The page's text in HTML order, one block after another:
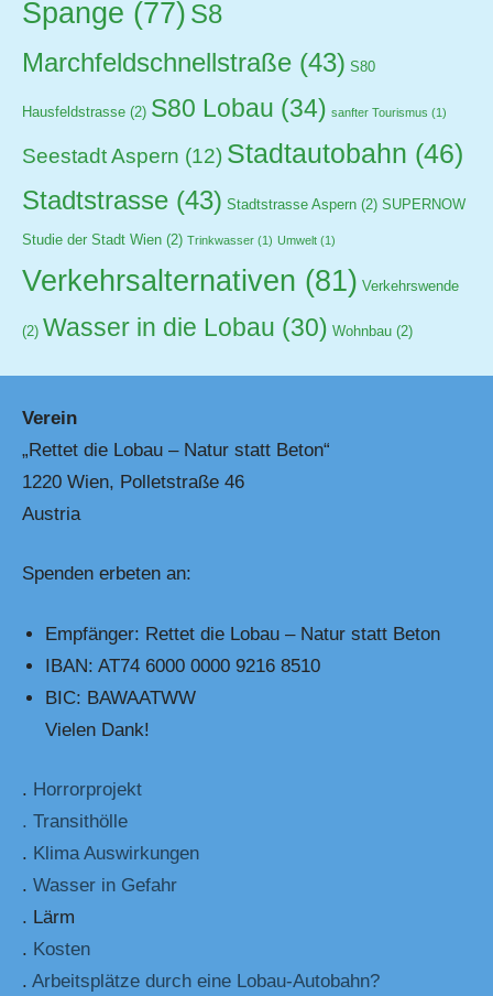
Spange (77) S8
Marchfeldschnellstraße (43) S80
Hausfeldstrasse (2) S80 Lobau (34) sanfter Tourismus (1)
Seestadt Aspern (12) Stadtautobahn (46)
Stadtstrasse (43) Stadtstrasse Aspern (2) SUPERNOW
Studie der Stadt Wien (2) Trinkwasser (1) Umwelt (1)
Verkehrsalternativen (81) Verkehrswende
(2) Wasser in die Lobau (30) Wohnbau (2)
Verein
„Rettet die Lobau – Natur statt Beton“
1220 Wien, Polletstraße 46
Austria
Spenden erbeten an:
Empfänger: Rettet die Lobau – Natur statt Beton
IBAN: AT74 6000 0000 9216 8510
BIC: BAWAATWW
Vielen Dank!
. Horrorprojekt
. Transithölle
. Klima Auswirkungen
. Wasser in Gefahr
. Lärm
. Kosten
. Arbeitsplätze durch eine Lobau-Autobahn?